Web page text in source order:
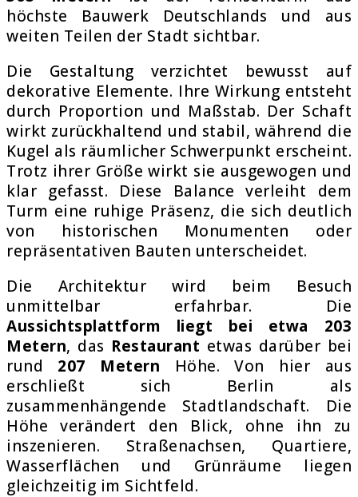
höchste Bauwerk Deutschlands und aus
weiten Teilen der Stadt sichtbar.
Die Gestaltung verzichtet bewusst auf
dekorative Elemente. Ihre Wirkung entsteht
durch Proportion und Maßstab. Der Schaft
wirkt zurückhaltend und stabil, während die
Kugel als räumlicher Schwerpunkt erscheint.
Trotz ihrer Größe wirkt sie ausgewogen und
klar gefasst. Diese Balance verleiht dem
Turm eine ruhige Präsenz, die sich deutlich
von historischen Monumenten oder
repräsentativen Bauten unterscheidet.
Die Architektur wird beim Besuch
unmittelbar erfahrbar. Die
Aussichtsplattform liegt bei etwa 203
Metern, das Restaurant etwas darüber bei
rund 207 Metern Höhe. Von hier aus
erschließt sich Berlin als
zusammenhängende Stadtlandschaft. Die
Höhe verändert den Blick, ohne ihn zu
inszenieren. Straßenachsen, Quartiere,
Wasserflächen und Grünräume liegen
gleichzeitig im Sichtfeld.